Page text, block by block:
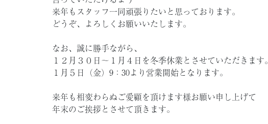
来年もスタッフ一同頑張りたいと思っております。
どうぞ、よろしくお願いいたします。
なお、誠に勝手ながら、
１２月３０日～１月４日を冬季休業とさせていただきます。
１月５日（金）9：30より営業開始となります。
来年も相変わらぬご愛顧を頂けます様お願い申し上げて
年末のご挨拶とさせて頂きます。